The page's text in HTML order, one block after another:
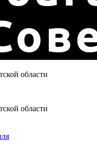
области
области